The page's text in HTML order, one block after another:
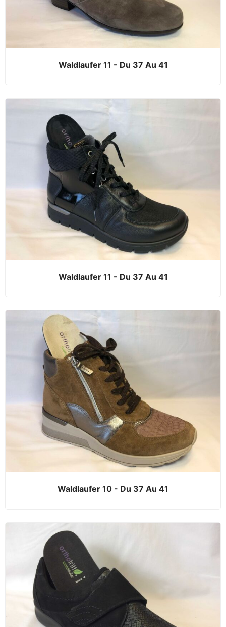
Waldlaufer 11 - Du 37 Au 41
Waldlaufer 11 - Du 37 Au 41
Waldlaufer 10 - Du 37 Au 41